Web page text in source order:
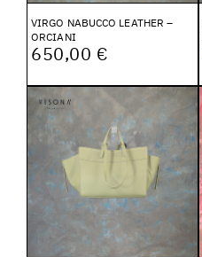
VIRGO NABUCCO LEATHER –
ORCIANI
650,00 €